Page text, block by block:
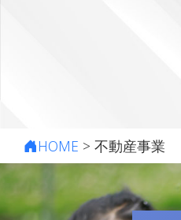
HOME > 不動産事業